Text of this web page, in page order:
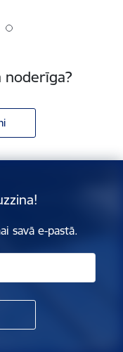
noderīga?
savā e-pastā.